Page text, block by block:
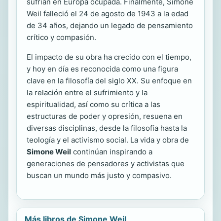
sufrían en Europa ocupada. Finalmente, Simone
Weil falleció el 24 de agosto de 1943 a la edad
de 34 años, dejando un legado de pensamiento
crítico y compasión.
El impacto de su obra ha crecido con el tiempo,
y hoy en día es reconocida como una figura
clave en la filosofía del siglo XX. Su enfoque en
la relación entre el sufrimiento y la
espiritualidad, así como su crítica a las
estructuras de poder y opresión, resuena en
diversas disciplinas, desde la filosofía hasta la
teología y el activismo social. La vida y obra de
Simone Weil continúan inspirando a
generaciones de pensadores y activistas que
buscan un mundo más justo y compasivo.